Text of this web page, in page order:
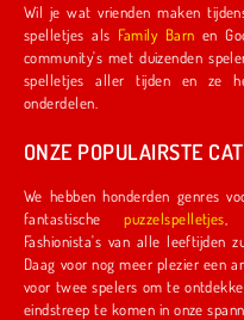
Wil je wat vrienden maken
spelletjes als
Family Barn en
community's met duizenden
spelletjes aller tijden en ze hebben een heleboel te
onderdelen.
ONZE POPULAIRSTE
We hebben honderden genres
fantastischepuzzelspelletjes
Daag voor nog meer plezier een andere speler uit in een van onze spelletjes
voor twee spelers om te ontdekken
eindstreep te